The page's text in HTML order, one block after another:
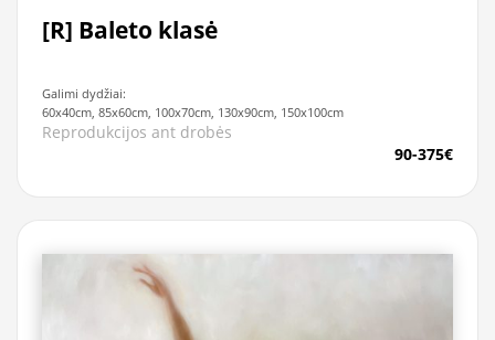
[R] Baleto klasė
Galimi dydžiai:
60x40cm, 85x60cm, 100x70cm, 130x90cm, 150x100cm
Reprodukcijos ant drobės
90-375€